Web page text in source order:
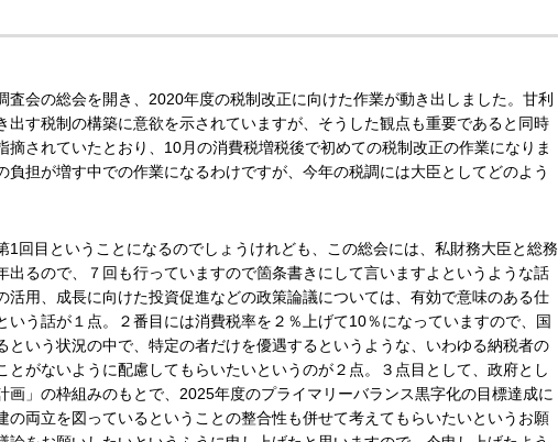
査会の総会を開き、2020年度の税制改正に向けた作業が動き出しました。甘利
出す税制の構築に意欲を示されていますが、そうした観点も重要であると同時
摘されていたとおり、10月の消費税増税後で初めての税制改正の作業になりま
負担が増す中での作業になるわけですが、今年の税調には大臣としてどのよう
1回目ということになるのでしょうけれども、この総会には、私財務大臣と総務
出るので、７回も行っていますので箇条書きにして言いますよというような話
活用、成長に向けた投資促進などの政策論議については、有効で意味のある仕
いう話が１点。２番目には消費税率を２％上げて10％になっていますので、国
という状況の中で、特定の者だけを優遇するというような、いわゆる納税者の
とがないように配慮してもらいたいというのが２点。３点目として、政府とし
画」の枠組みのもとで、2025年度のプライマリーバランス黒字化の目標達成に
の両立を図っているということの整合性も併せて考えてもらいたいというお願